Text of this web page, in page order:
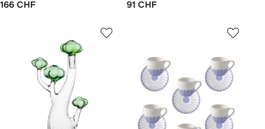
166 CHF 91 CHF